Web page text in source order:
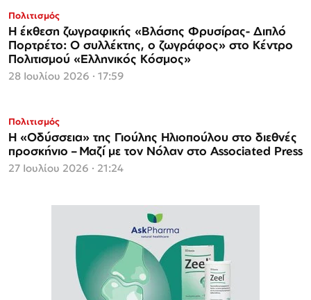
Πολιτισμός
Η έκθεση ζωγραφικής «Βλάσης Φρυσίρας- Διπλό
Πορτρέτο: Ο συλλέκτης, ο ζωγράφος» στο Κέντρο
Πολιτισμού «Ελληνικός Κόσμος»
28 Ιουλίου 2026 · 17:59
Πολιτισμός
Η «Οδύσσεια» της Γιούλης Ηλιοπούλου στο διεθνές
προσκήνιο – Μαζί με τον Νόλαν στο Associated Press
27 Ιουλίου 2026 · 21:24